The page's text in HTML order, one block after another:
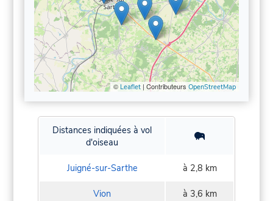
© Leaflet| Contributeurs OpenStreetMap
Distances indiquées à vol
d'oiseau
Juigné-sur-Sarthe à 2,8 km
Vion à 3,6 km